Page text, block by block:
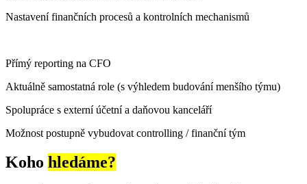
Nastavení finančních procesů a kontrolních mechanismů
Přímý reporting na CFO
Aktuálně samostatná role (s výhledem budování menšího týmu)
Spolupráce s externí účetní a daňovou kanceláří
Možnost postupně vybudovat controlling / finanční tým
Koho hledáme?